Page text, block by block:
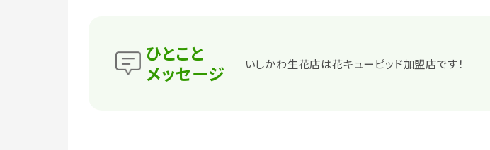
ひとこと
メッセージ
いしかわ生花店は花キューピッド加盟店です！